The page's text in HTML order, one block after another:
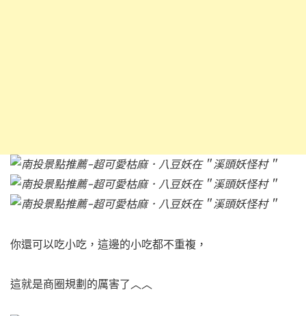
你還可以吃小吃，這邊的小吃都不重複，
這就是商圈規劃的厲害了︿︿